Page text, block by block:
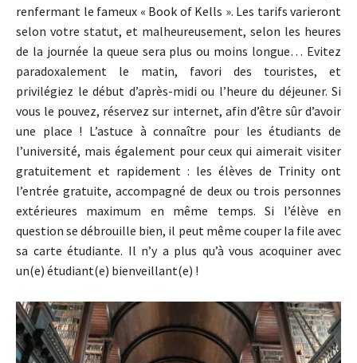
renfermant le fameux « Book of Kells ». Les tarifs varieront
selon votre statut, et malheureusement, selon les heures
de la journée la queue sera plus ou moins longue… Evitez
paradoxalement le matin, favori des touristes, et
privilégiez le début d’après-midi ou l’heure du déjeuner. Si
vous le pouvez, réservez sur internet, afin d’être sûr d’avoir
une place ! L’astuce à connaître pour les étudiants de
l’université, mais également pour ceux qui aimerait visiter
gratuitement et rapidement : les élèves de Trinity ont
l’entrée gratuite, accompagné de deux ou trois personnes
extérieures maximum en même temps. Si l’élève en
question se débrouille bien, il peut même couper la file avec
sa carte étudiante. Il n’y a plus qu’à vous acoquiner avec
un(e) étudiant(e) bienveillant(e) !